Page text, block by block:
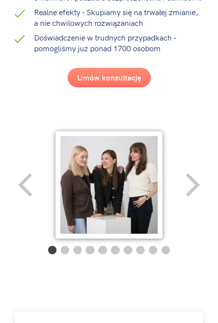
Realne efekty - Skupiamy się na trwałej zmianie,
a nie chwilowych rozwiązaniach
Doświadczenie w trudnych przypadkach -
pomogliśmy już ponad 1700 osobom
Umów konsultację